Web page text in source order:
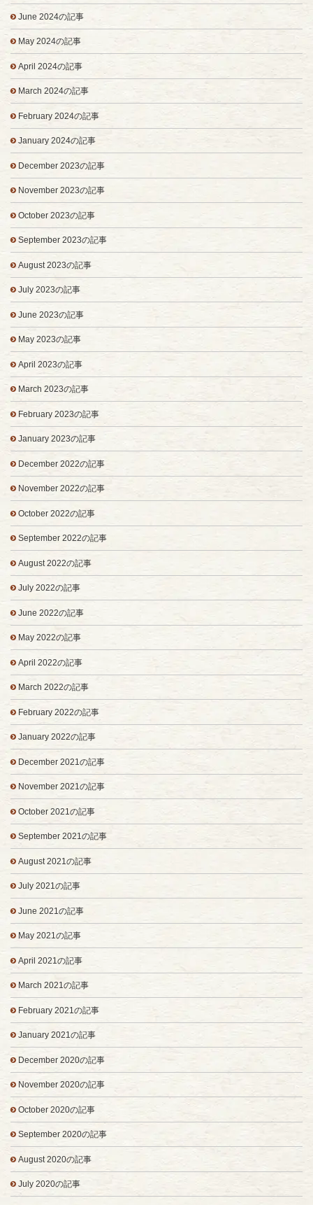
June 2024の記事
May 2024の記事
April 2024の記事
March 2024の記事
February 2024の記事
January 2024の記事
December 2023の記事
November 2023の記事
October 2023の記事
September 2023の記事
August 2023の記事
July 2023の記事
June 2023の記事
May 2023の記事
April 2023の記事
March 2023の記事
February 2023の記事
January 2023の記事
December 2022の記事
November 2022の記事
October 2022の記事
September 2022の記事
August 2022の記事
July 2022の記事
June 2022の記事
May 2022の記事
April 2022の記事
March 2022の記事
February 2022の記事
January 2022の記事
December 2021の記事
November 2021の記事
October 2021の記事
September 2021の記事
August 2021の記事
July 2021の記事
June 2021の記事
May 2021の記事
April 2021の記事
March 2021の記事
February 2021の記事
January 2021の記事
December 2020の記事
November 2020の記事
October 2020の記事
September 2020の記事
August 2020の記事
July 2020の記事